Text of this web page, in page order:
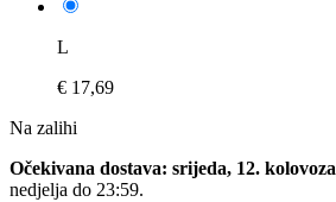
L
€ 17,69
Na zalihi
Očekivana dostava: srijeda, 12. kolovoza
nedjelja do 23:59.